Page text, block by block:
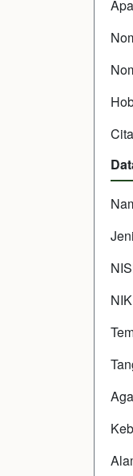
NIK